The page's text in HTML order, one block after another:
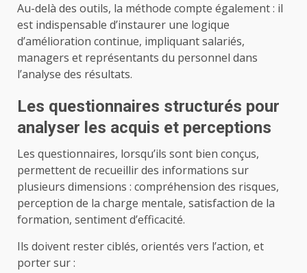
Au-delà des outils, la méthode compte également : il
est indispensable d’instaurer une logique
d’amélioration continue, impliquant salariés,
managers et représentants du personnel dans
l’analyse des résultats.
Les questionnaires structurés pour
analyser les acquis et perceptions
Les questionnaires, lorsqu’ils sont bien conçus,
permettent de recueillir des informations sur
plusieurs dimensions : compréhension des risques,
perception de la charge mentale, satisfaction de la
formation, sentiment d’efficacité.
Ils doivent rester ciblés, orientés vers l’action, et
porter sur :